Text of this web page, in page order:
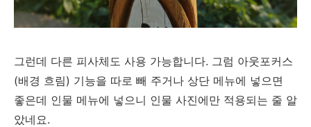
그런데 다른 피사체도 사용 가능합니다. 그럼 아웃포커스
(배경 흐림) 기능을 따로 빼 주거나 상단 메뉴에 넣으면
좋은데 인물 메뉴에 넣으니 인물 사진에만 적용되는 줄 알
았네요.